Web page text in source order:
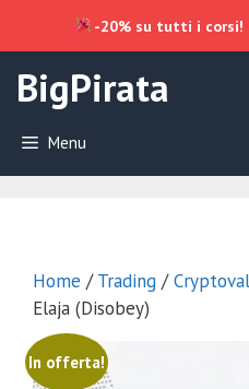
contenuto
BigPirata
Menu
Home /Trading /
Elaja (Disobey)
In offerta!
-20% su tutti i corsi!